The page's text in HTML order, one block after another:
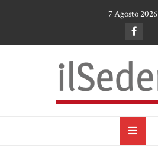
7 Agosto 2026
il Sedente